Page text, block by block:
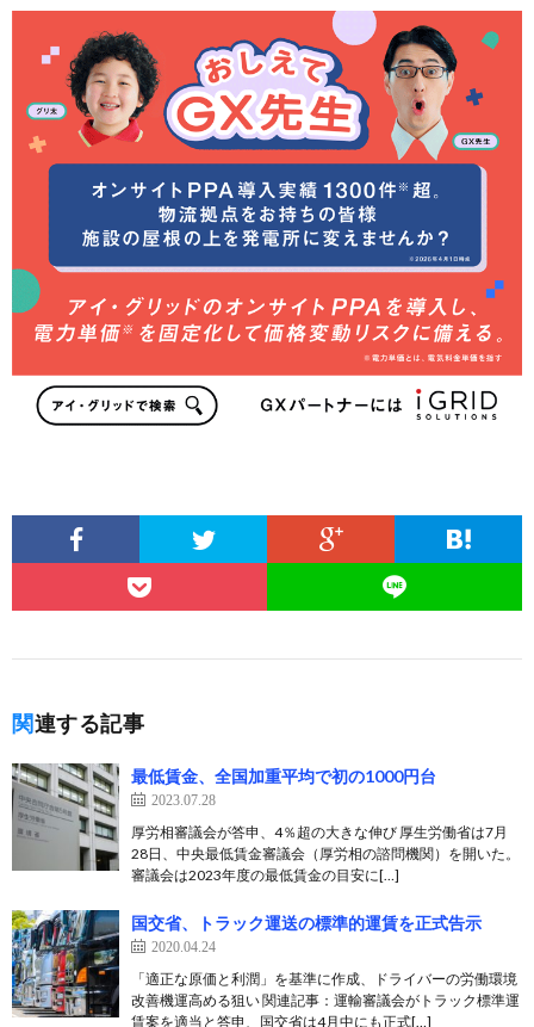
関連する記事
最低賃金、全国加重平均で初の1000円台
2023.07.28
厚労相審議会が答申、4％超の大きな伸び 厚生労働省は7月
28日、中央最低賃金審議会（厚労相の諮問機関）を開いた。
審議会は2023年度の最低賃金の目安に[…]
国交省、トラック運送の標準的運賃を正式告示
2020.04.24
「適正な原価と利潤」を基準に作成、ドライバーの労働環境
改善機運高める狙い 関連記事：運輸審議会がトラック標準運
賃案を適当と答申、国交省は4月中にも正式[…]